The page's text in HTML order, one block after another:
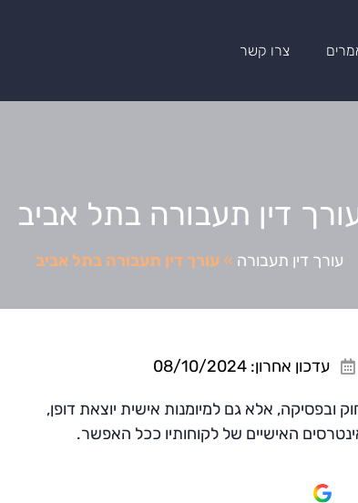
צרו קשר
דין תעבורה בתל אביב
עורך דין תעבורה » עורך דין תעבורה בתל אביב
עדכון אחרון: 08/10/2024
ובפסיקה, אלא גם למיומנות אישית יוצאת דופן,
האישיים של לקוחותיו ככל האפשר.